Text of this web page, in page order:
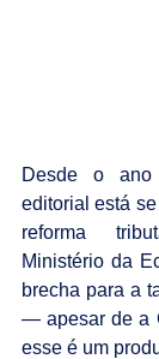
Desde o ano
editorial está
reforma
Ministério da
brecha para a
— apesar de a
esse é um